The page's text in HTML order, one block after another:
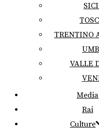
TRENTINO
VALLE
Media
Rai
Culture